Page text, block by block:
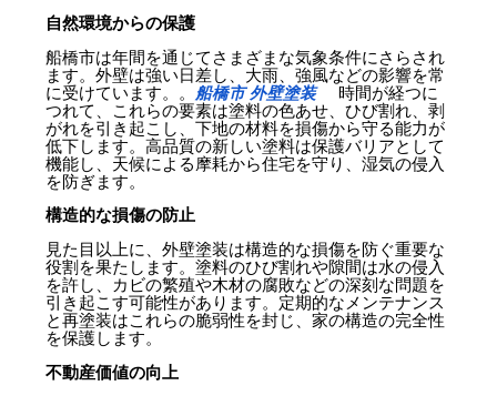
自然環境からの保護
船橋市は年間を通じてさまざまな気象条件にさらされ
ます。外壁は強い日差し、大雨、強風などの影響を常
に受けています。。 船橋市 外壁塗装時間が経つに
つれて、これらの要素は塗料の色あせ、ひび割れ、剥
がれを引き起こし、下地の材料を損傷から守る能力が
低下します。高品質の新しい塗料は保護バリアとして
機能し、天候による摩耗から住宅を守り、湿気の侵入
を防ぎます。
構造的な損傷の防止
見た目以上に、外壁塗装は構造的な損傷を防ぐ重要な
役割を果たします。塗料のひび割れや隙間は水の侵入
を許し、カビの繁殖や木材の腐敗などの深刻な問題を
引き起こす可能性があります。定期的なメンテナンス
と再塗装はこれらの脆弱性を封じ、家の構造の完全性
を保護します。
不動産価値の向上